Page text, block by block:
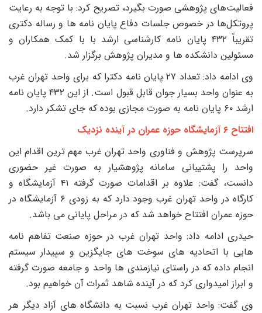
پژوهشی صورت بگیرد، تصریح کرد: با توجه به رعایت
در خصوص جلسات دفاع پایان نامه ها و رساله دکتری
تقریباً ۴۳۲ پایان نامه کارشناسی ارشد با با کمک همکاران و
دانشکده ها و مدیران پژوهش برگزار شد.
وی ادامه داد: تعداد ۲۷ پایان نامه دکترا که برای واحد تهران غرب
به عنوان واحد بسیار جوان قابل قبول است. از این ۴۳۲ پایان نامه
به صورت مجازی بوده که جای تشکر دارد.
حوزه عمران در آینده نزدیک
پژوهش و فناوری واحد تهران غرب مهم ترین اقدام این
را پشتیبانی سامانه پژوهشیار به صورت غیر حضوری
دانست، گفت: علاوه بر اقدامات صورت گرفته ۴۱ آزمایشگاه و
کارگاه در واحد تهران غرب وجود دارد که به زودی ۶ آزمایشگاه در
عمران افتتاح خواهد شد که در مراحل پایانی می باشد.
ادامه داد: واحد تهران غرب در حوزه صنعت تفاهم نامه
با اتحادیه های سوخت های جایگزین و سپیدار سیستم
داده که در راستای نیازمندی ها واحد و جامعه صورت گرفته
ابراز امیدواری کرد که در آینده شاهد ثمرات آن خواهیم بود.
گفت: واحد تهران غرب نسبت به دانشگاه های آزاد دیگر هر